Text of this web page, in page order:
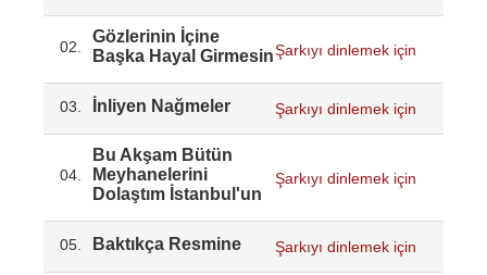
02.
Gözlerinin İçine
Başka Hayal GirmesinŞarkıyı dinlemek için
03. İnliyen Nağmeler Şarkıyı dinlemek için
04.
Bu Akşam Bütün
Meyhanelerini
Dolaştım İstanbul'un
Şarkıyı dinlemek için
05. Baktıkça Resmine Şarkıyı dinlemek için